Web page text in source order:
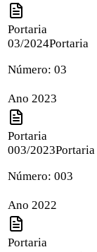
Portaria
03/2024Portaria
Número: 03
Ano 2023
Portaria
003/2023Portaria
Número: 003
Ano 2022
Portaria